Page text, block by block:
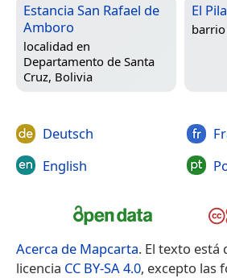
Estancia San Rafael de
Amboro
localidad en
Departamento de Santa
Cruz, Bolivia
El
Deutsch
English
Acerca de Mapcarta. El texto está
licencia CC BY-SA 4.0, excepto las